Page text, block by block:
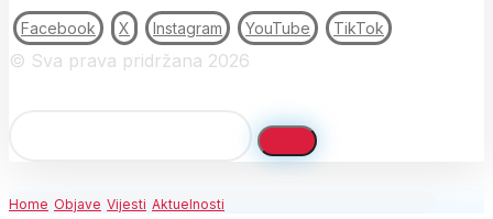
Facebook X Instagram YouTube TikTok
© Sva prava pridržana 2026
Home Objave Vijesti Aktuelnosti